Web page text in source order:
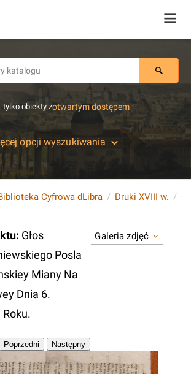
tylko obiekty zotwartym dostępem
opcji wyszukiwania
Cyfrowa dLibra Druki XVIII w.
: Głos
Posla
Miany Na
Dnia 6.
Galeria zdjęć